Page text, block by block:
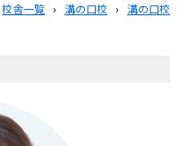
校舎一覧 › 溝の口校 › 溝の口校